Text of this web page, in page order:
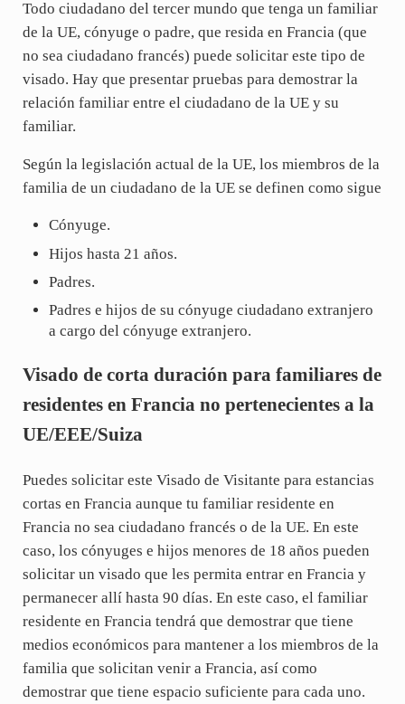
Todo ciudadano del tercer mundo que tenga un familiar
de la UE, cónyuge o padre, que resida en Francia (que
no sea ciudadano francés) puede solicitar este tipo de
visado. Hay que presentar pruebas para demostrar la
relación familiar entre el ciudadano de la UE y su
familiar.
Según la legislación actual de la UE, los miembros de la
familia de un ciudadano de la UE se definen como sigue
Cónyuge.
Hijos hasta 21 años.
Padres.
Padres e hijos de su cónyuge ciudadano extranjero
a cargo del cónyuge extranjero.
Visado de corta duración para familiares de
residentes en Francia no pertenecientes a la
UE/EEE/Suiza
Puedes solicitar este Visado de Visitante para estancias
cortas en Francia aunque tu familiar residente en
Francia no sea ciudadano francés o de la UE. En este
caso, los cónyuges e hijos menores de 18 años pueden
solicitar un visado que les permita entrar en Francia y
permanecer allí hasta 90 días. En este caso, el familiar
residente en Francia tendrá que demostrar que tiene
medios económicos para mantener a los miembros de la
familia que solicitan venir a Francia, así como
demostrar que tiene espacio suficiente para cada uno.